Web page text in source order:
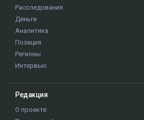
Расследования
Деньги
Аналитика
Позиция
Регионы
Интервью
Редакция
О проекте